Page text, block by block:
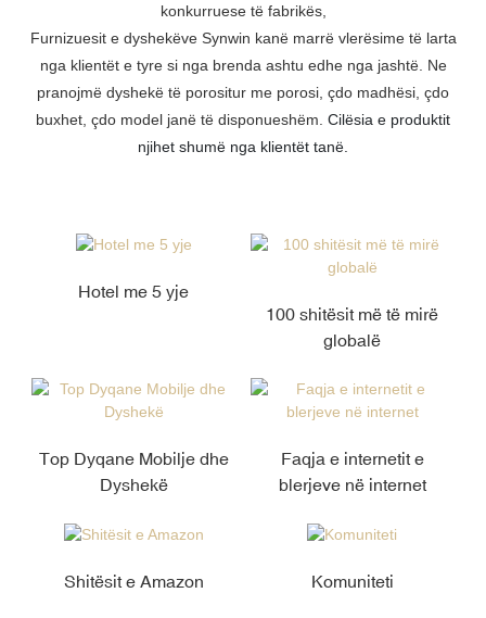
konkurruese të fabrikës,
Furnizuesit e dyshekëve Synwin kanë marrë vlerësime të larta
nga klientët e tyre si nga brenda ashtu edhe nga jashtë. Ne
pranojmë dyshekë të porositur me porosi, çdo madhësi, çdo
buxhet, çdo model janë të disponueshëm. Cilësia e produktit
njihet shumë nga klientët tanë.
Hotel me 5 yje
100 shitësit më të mirë
globalë
Top Dyqane Mobilje dhe
Dyshekë
Faqja e internetit e
blerjeve në internet
Shitësit e Amazon Komuniteti